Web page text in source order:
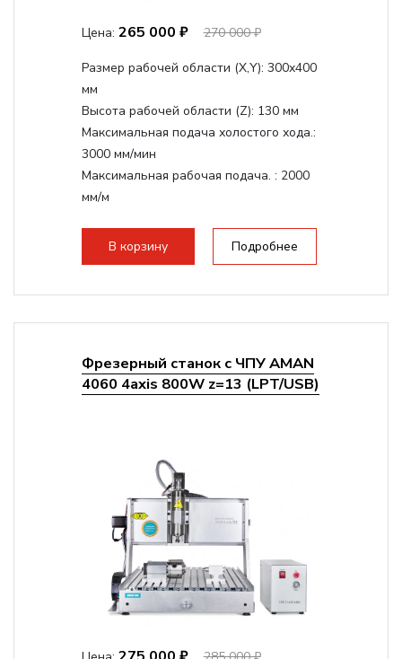
Цена: 265 000 ₽ 270 000 ₽
Размер рабочей области (Х,Y): 300x400
мм
Высота рабочей области (Z): 130 мм
Максимальная подача холостого хода.:
3000 мм/мин
Максимальная рабочая подача. : 2000
мм/м
стандартно:Т-слот
Цанговый патрон:ER11
В корзину Подробнее
Фрезерный станок с ЧПУ AMAN
4060 4axis 800W z=13 (LPT/USB)